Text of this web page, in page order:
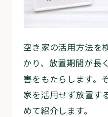
空き家の活用方法を
かり、放置期間が長
害をもたらします。
家を活用せず放置す
めて紹介します。